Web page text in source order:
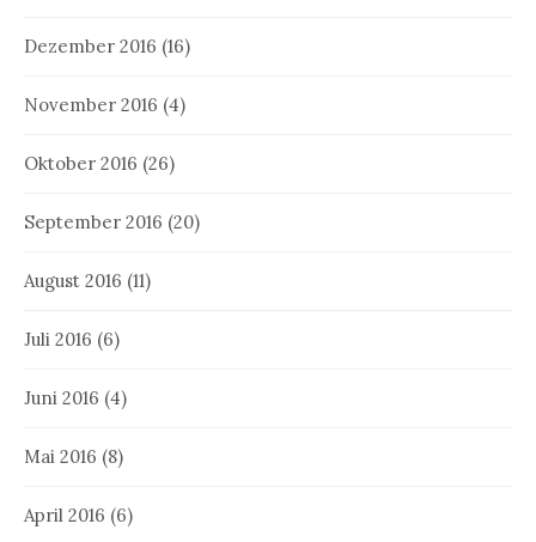
Dezember 2016 (16)
November 2016 (4)
Oktober 2016 (26)
September 2016 (20)
August 2016 (11)
Juli 2016 (6)
Juni 2016 (4)
Mai 2016 (8)
April 2016 (6)